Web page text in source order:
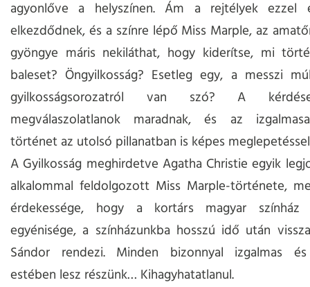
agyonlőve a helyszínen. Ám a rejtélyek ezzel
elkezdődnek, és a színre lépő Miss Marple, az
gyöngye máris nekiláthat, hogy kiderítse, mi
baleset? Öngyilkosság? Esetleg egy, a messzi
gyilkosságsorozatról van szó? A
megválaszolatlanok maradnak, és az
történet az utolsó pillanatban is képes
A Gyilkosság meghirdetve Agatha Christie egyik
alkalommal feldolgozott Miss Marple-története,
érdekessége, hogy a kortárs magyar színház
egyénisége, a színházunkba hosszú idő után
Sándor rendezi. Minden bizonnyal izgalmas
estében lesz részünk… Kihagyhatatlanul.